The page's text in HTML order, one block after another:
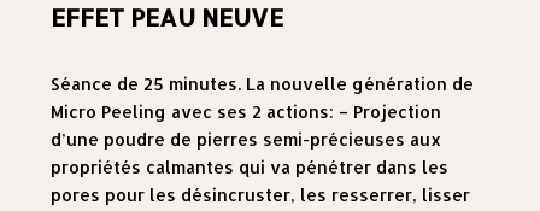
EFFET PEAU NEUVE
Séance de 25 minutes. La nouvelle génération de
Micro Peeling avec ses 2 actions: – Projection
d’une poudre de pierres semi-précieuses aux
propriétés calmantes qui va pénétrer dans les
pores pour les désincruster, les resserrer, lisser